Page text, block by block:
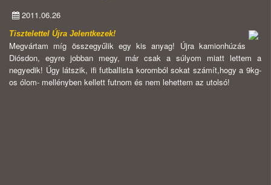
2011.06.26
Tisztelettel Újra Jelentkezek!
Megvártam míg összegyűlik egy kis anyag! Újra kamionhúzás
Diósdon, egyre jobban megy, már csak a súlyom miatt lettem a
negyedik! Úgy látszik, ifi futballista koromból sokat számít,hogy a 9kg-
os ólom- mellényben kellett futnom és nem lehettem az utolsó!